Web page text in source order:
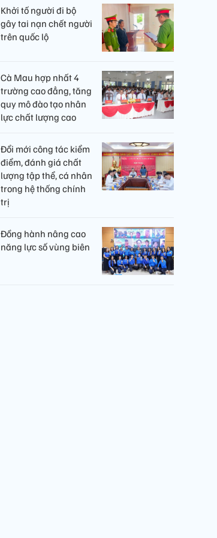
Khởi tố người đi bộ
gây tai nạn chết người
trên quốc lộ
Cà Mau hợp nhất 4
trường cao đẳng, tăng
quy mô đào tạo nhân
lực chất lượng cao
Đổi mới công tác kiểm
điểm, đánh giá chất
lượng tập thể, cá nhân
trong hệ thống chính
trị
Đồng hành nâng cao
năng lực số vùng biên